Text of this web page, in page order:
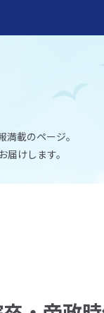
載のページ。
けします。